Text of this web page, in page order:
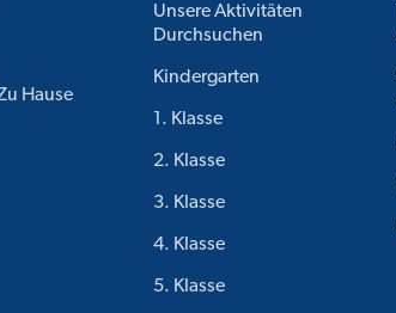
Hause
Unsere Aktivitäten
Durchsuchen
Kindergarten
1. Klasse
2. Klasse
3. Klasse
4. Klasse
5. Klasse